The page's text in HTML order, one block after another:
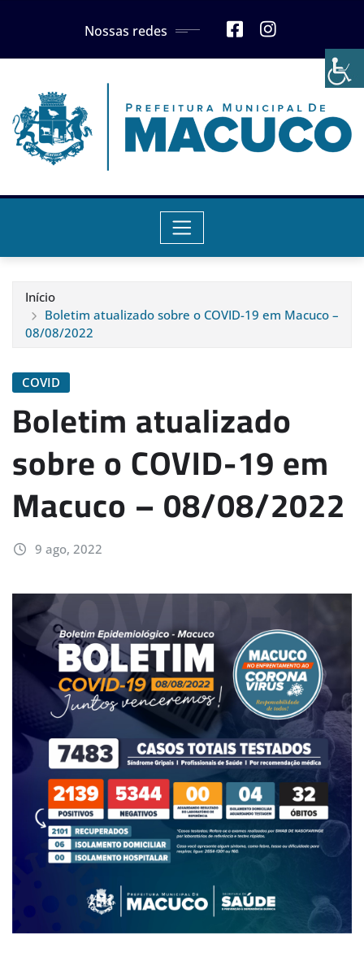
Nossas redes
Início
Boletim atualizado sobre o COVID-19 em Macuco –
08/08/2022
COVID
Boletim atualizado
sobre o COVID-19 em
Macuco – 08/08/2022
9 ago, 2022